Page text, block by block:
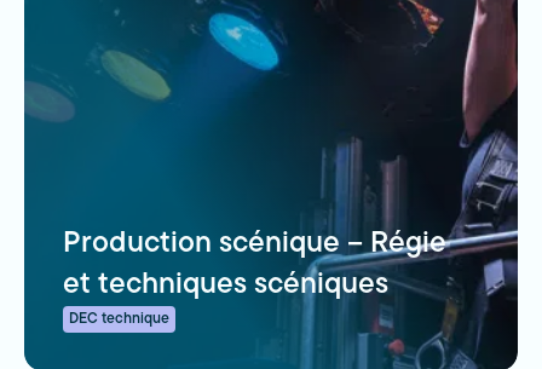
Production scénique – Régie
et techniques scéniques
DEC technique